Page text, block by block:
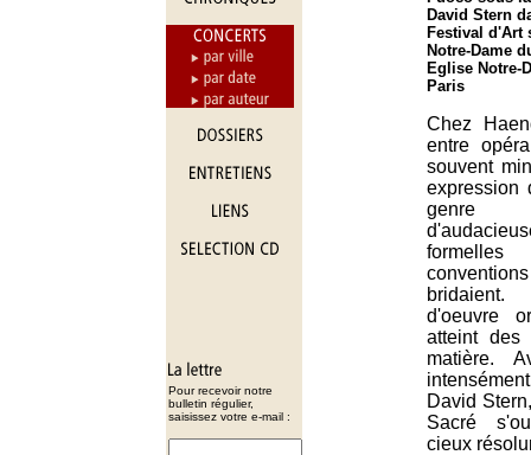
Pour recevoir notre
bulletin régulier,
saisissez votre e-mail :
David Stern
Festival d'Art
Notre-Dame
Eglise Notre-
Paris
Chez
entre
souvent
expression
genre
d'oeuvre
atteint des
matière.
David
Sacré
cieux